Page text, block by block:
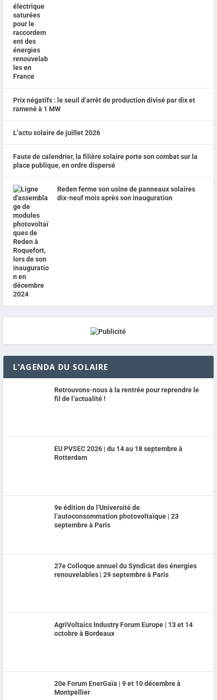
Prix négatifs : le seuil d’arrêt de production divisé par dix et
ramené à 1 MW
L’actu solaire de juillet 2026
Faute de calendrier, la filière solaire porte son combat sur la
place publique, en ordre dispersé
Reden ferme son usine de panneaux solaires
dix-neuf mois après son inauguration
L’AGENDA DU SOLAIRE
Retrouvons-nous à la rentrée pour reprendre le
fil de l’actualité !
EU PVSEC 2026 | du 14 au 18 septembre à
Rotterdam
9e édition de l’Université de
l’autoconsommation photovoltaïque | 23
septembre à Paris
27e Colloque annuel du Syndicat des énergies
renouvelables | 29 septembre à Paris
AgriVoltaics Industry Forum Europe | 13 et 14
octobre à Bordeaux
20e Forum EnerGaïa | 9 et 10 décembre à
Montpellier